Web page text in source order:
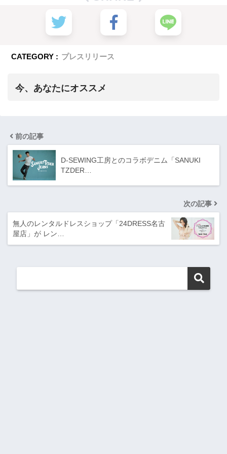
CATEGORY : プレスリリース
今、あなたにオススメ
前の記事
D-SEWING工房とのコラボデニム「SANUKI
TZDER…
次の記事
無人のレンタルドレスショップ「24DRESS名古
屋店」が レン…